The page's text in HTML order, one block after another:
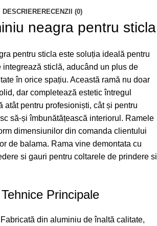
DESCRIERERECENZII (0)
neagra pentru sticla
pentru sticla este soluția ideală pentru
integrează sticlă, aducând un plus de
în orice spațiu. Această ramă nu doar
dar completează estetic întregul
atât pentru profesioniști, cât și pentru
să-și îmbunătățească interiorul. Ramele
dimensiunilor din comanda clientului
de balama. Rama vine demontata cu
si gauri pentru coltarele de prindere si
Principale
Fabricată din aluminiu de înaltă calitate,